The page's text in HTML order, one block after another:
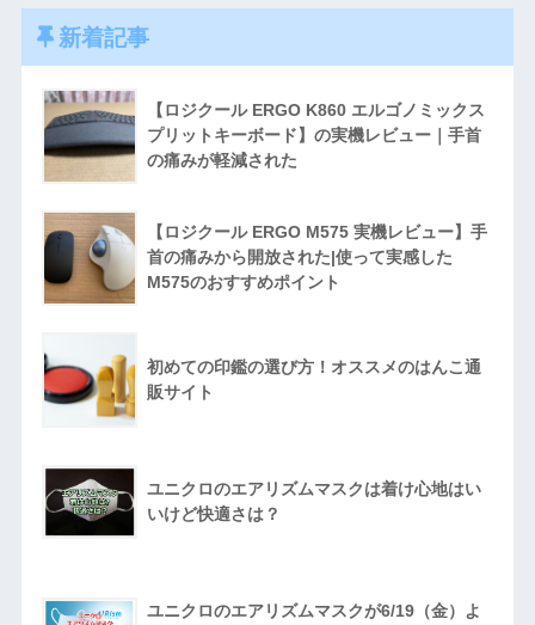
新着記事
【ロジクール ERGO K860 エルゴノミックス
プリットキーボード】の実機レビュー｜手首
の痛みが軽減された
【ロジクール ERGO M575 実機レビュー】手
首の痛みから開放された|使って実感した
M575のおすすめポイント
初めての印鑑の選び方！オススメのはんこ通
販サイト
ユニクロのエアリズムマスクは着け心地はい
いけど快適さは？
ユニクロのエアリズムマスクが6/19（金）よ